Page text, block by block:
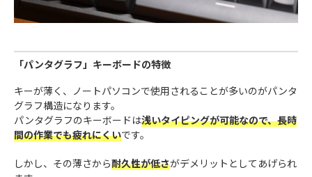
「パンタグラフ」キーボードの特徴
キーが薄く、ノートパソコンで使用されることが多いのがパンタ
グラフ構造になります。
パンタグラフのキーボードは浅いタイピングが可能なので、長時
間の作業でも疲れにくいです。
しかし、その薄さから耐久性が低さがデメリットとしてあげられ